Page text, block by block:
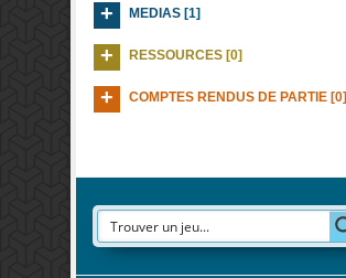
MEDIAS [1]
RESSOURCES [0]
COMPTES RENDUS DE PARTIE [0]